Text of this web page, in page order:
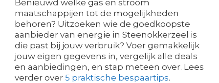
Benieuwd welke gas en stroom
maatschappijen tot de mogelijkheden
behoren? Uitzoeken wie de goedkoopste
aanbieder van energie in Steenokkerzeel is
die past bij jouw verbruik? Voer gemakkelijk
jouw eigen gegevens in, vergelijk alle deals
en aanbiedingen, en stap meteen over. Lees
verder over 5 praktische bespaartips.